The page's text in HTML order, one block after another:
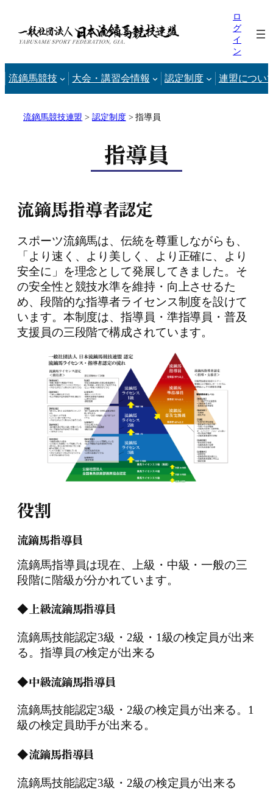
キ
ッ
ロ
グ
イ
ン
流鏑馬競技 大会・講習会情報 認定制度 連盟につい
流鏑馬競技連盟 >認定制度>指導員
指導員
流鏑馬指導者認定
スポーツ流鏑馬は、伝統を尊重しながらも、
「より速く、より美しく、より正確に、より
安全に」を理念として発展してきました。そ
の安全性と競技水準を維持・向上させるた
め、段階的な指導者ライセンス制度を設けて
います。本制度は、指導員・準指導員・普及
支援員の三段階で構成されています。
役割
流鏑馬指導員
流鏑馬指導員は現在、上級・中級・一般の三
段階に階級が分かれています。
◆上級流鏑馬指導員
流鏑馬技能認定3級・2級・1級の検定員が出来
る。指導員の検定が出来る
◆中級流鏑馬指導員
流鏑馬技能認定3級・2級の検定員が出来る。1
級の検定員助手が出来る。
◆流鏑馬指導員
流鏑馬技能認定3級・2級の検定員が出来る